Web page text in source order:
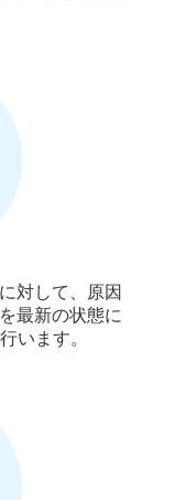
対して、原因
最新の状態に
います。